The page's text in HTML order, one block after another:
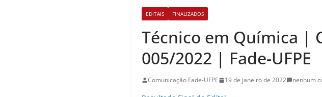
EDITAIS FINALIZADOS
Técnico em Química |
005/2022 | Fade-UFPE
Comunicação Fade-UFPE 19 de janeiro de 2022 nenhum